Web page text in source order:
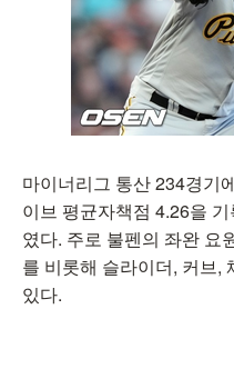
마이너리그 통산 234경기
이브 평균자책점 4.26을
였다. 주로 불펜의 좌완 요
를 비롯해 슬라이더, 커브,
있다.